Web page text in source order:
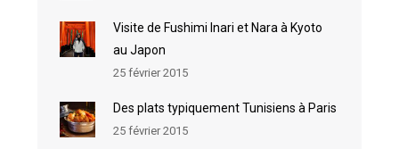
Visite de Fushimi Inari et Nara à Kyoto
au Japon
25 février 2015
Des plats typiquement Tunisiens à Paris
25 février 2015